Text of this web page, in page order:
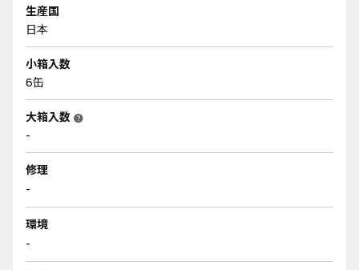
生産国
日本
小箱入数
6缶
大箱入数 help
-
修理
-
環境
-